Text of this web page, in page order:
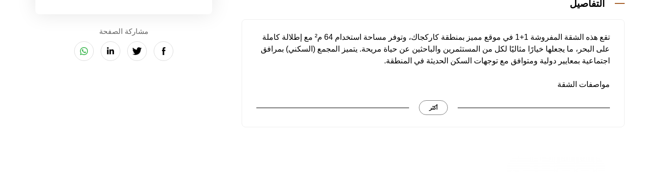
مشاركة الصفحة
التفاصيل
تقع هذه الشقة المفروشة 1+1 في موقع مميز بمنطقة كاركجاك، وتوفر مساحة استخدام 64 م² مع إطلالة كاملة
على البحر، ما يجعلها خيارًا مثاليًا لكل من المستثمرين والباحثين عن حياة مريحة. يتميز المجمع (السكني) بمرافق
اجتماعية بمعايير دولية ومتوافق مع توجهات السكن الحديثة في المنطقة.
مواصفات الشقة
مساحة استخدام 64 م²
أكثر